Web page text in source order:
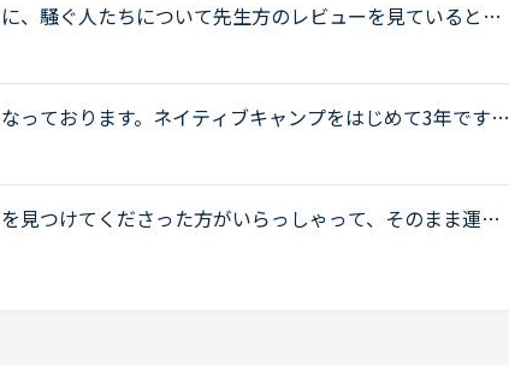
、騒ぐ人たちについて先生方のレビューを見ていると、
ているレビューが目立つように思いました。これについ
っております。ネイティブキャンプをはじめて3年です。
かげで、段々と言いたいことを表現でき、先生の話して
...
見つけてくださった方がいらっしゃって、そのまま運営
たいと思います。いい加減、自分がストーカーみたくな